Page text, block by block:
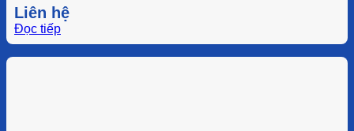
Liên hệ
Đọc tiếp